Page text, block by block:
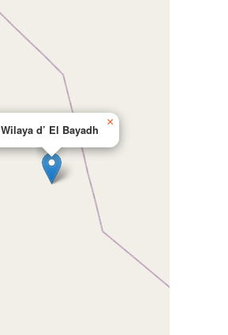
Wilaya d’ El Bayadh
×